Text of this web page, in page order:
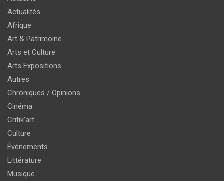
Actualités
Afrique
Art & Patrimoine
Arts et Culture
Arts Expositions
Autres
Chroniques / Opinions
Cinéma
Critik'art
Culture
Événements
Littérature
Musique